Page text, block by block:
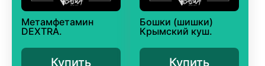
Метамфетамин
DEXTRA.
Купить
Бошки (шишки)
Крымский куш.
Купить